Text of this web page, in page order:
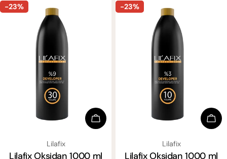
-23%
Sepete Ekle
SATICI:
Lilafix
Lilafix Oksidan 1000 ml
-23%
SATICI:
Lilafix
Lilafix Oksidan 1000 ml